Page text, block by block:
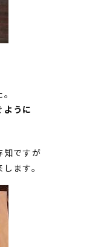
ように
知ですが
ます。